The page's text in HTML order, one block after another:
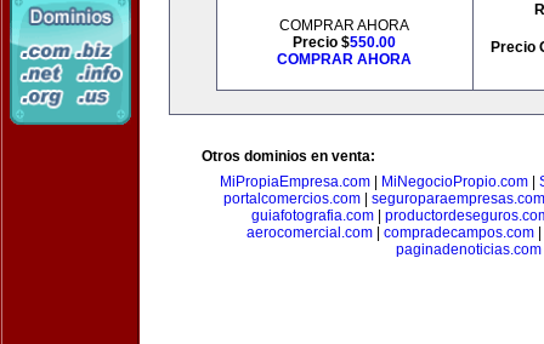
COMPRAR AHORA
Precio $550.00
COMPRAR AHORA
Precio
Otros dominios en venta:
MiPropiaEmpresa.com
MiNegocioPropio.com
portalcomercios.com| seguroparaempresas.com
guiafotografia.com
aerocomercial.com| compradecampos.com|
paginadenoticias.com